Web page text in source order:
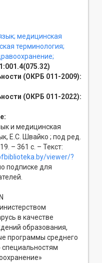
медицинская
терминология;
(ОКРБ 011-2009):
(ОКРБ 011-2022):
и медицинская
Е.С. Швайко ; под ред.
– 361 с. – Текст:
viewer/?
подписке для
в качестве
образования,
программы среднего
специальностям